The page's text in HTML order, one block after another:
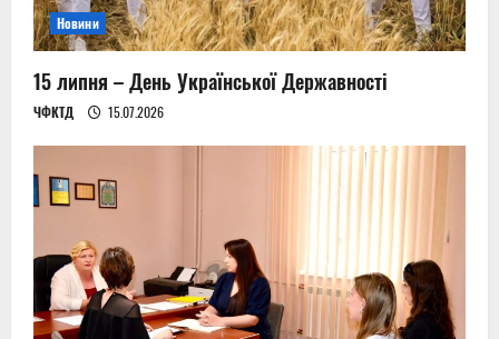
Новини
15 липня – День Української Державності
ЧФКТД 15.07.2026